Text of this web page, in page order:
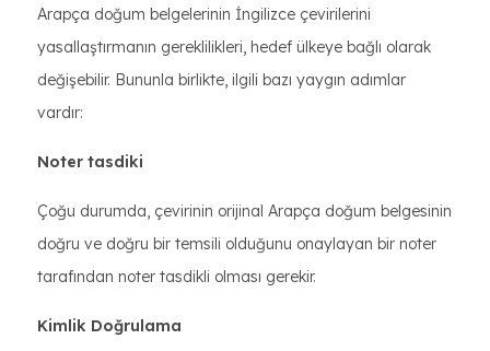
Arapça doğum belgelerinin İngilizce çevirilerini
yasallaştırmanın gereklilikleri, hedef ülkeye bağlı olarak
değişebilir. Bununla birlikte, ilgili bazı yaygın adımlar
vardır:
Noter tasdiki
Çoğu durumda, çevirinin orijinal Arapça doğum belgesinin
doğru ve doğru bir temsili olduğunu onaylayan bir noter
tarafından noter tasdikli olması gerekir.
Kimlik Doğrulama